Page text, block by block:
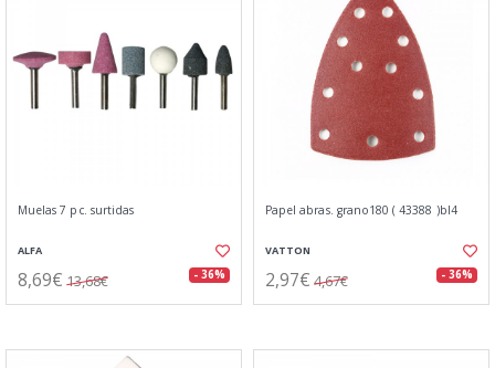
Muelas 7 pc. surtidas
ALFA
8,69€ 13,68€ - 36%
Papel abras. grano180 ( 43388 )bl4
VATTON
2,97€ 4,67€ - 36%